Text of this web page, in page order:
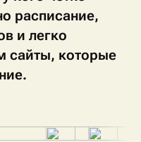
расписание,
и легко
сайты, которые